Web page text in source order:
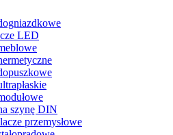
LED
szynę DIN
przemysłowe